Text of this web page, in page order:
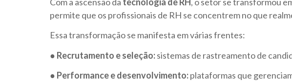
permite que os profissionais de RH se concentrem no que
Essa transformação se manifesta em várias frentes:
● Recrutamento e seleção:sistemas de rastreamento de
● Performance e desenvolvimento:plataformas que